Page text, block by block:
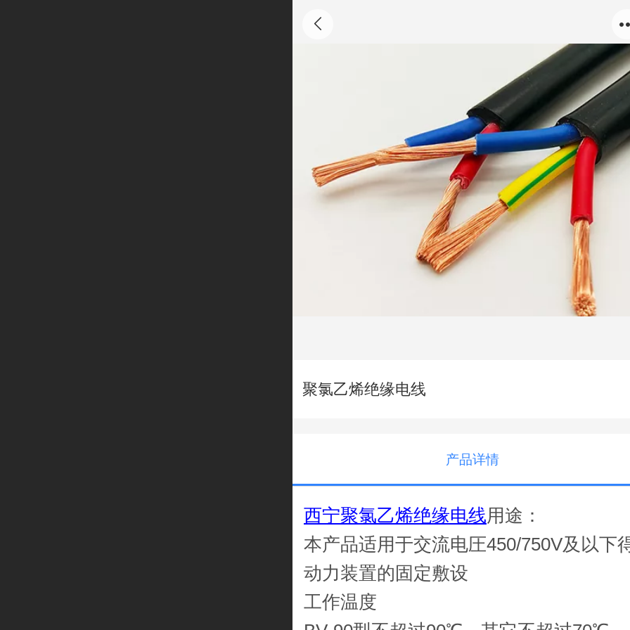
聚氯乙烯绝缘电线
产品详情
西宁聚氯乙烯绝缘电线用途：
本产品适用于交流电圧450/750V及以下
动力装置的固定敷设
工作温度